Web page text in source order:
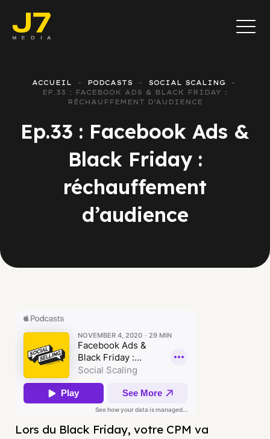
ACCUEIL PODCASTS
SOCIAL SCALING
EP.33 : FACEBOOK ADS & BLACK FRIDAY :
RÉCHAUFFEMENT D’AUDIENCE
Ep.33 : Facebook Ads &
Black Friday :
réchauffement
d’audience
Lors du Black Friday, votre CPM va